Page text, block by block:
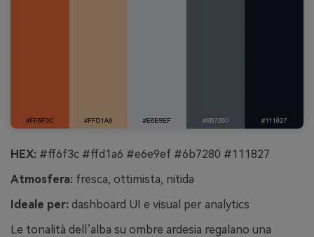
HEX: #ff6f3c #ffd1a6 #e6e9ef #6b7280 #111827
Atmosfera: fresca, ottimista, nitida
Ideale per: dashboard UI e visual per analytics
Le tonalità dell’alba su ombre ardesia regalano una